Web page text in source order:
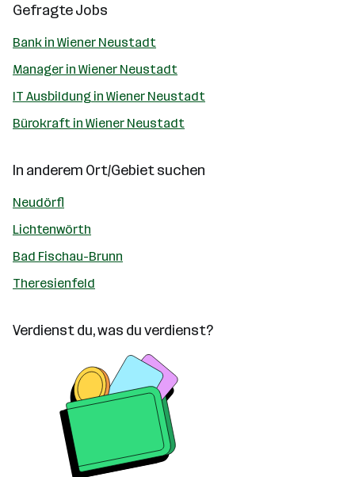
Gefragte Jobs
Bank in Wiener Neustadt
Manager in Wiener Neustadt
IT Ausbildung in Wiener Neustadt
Bürokraft in Wiener Neustadt
In anderem Ort/Gebiet suchen
Neudörfl
Lichtenwörth
Bad Fischau-Brunn
Theresienfeld
Verdienst du, was du verdienst?